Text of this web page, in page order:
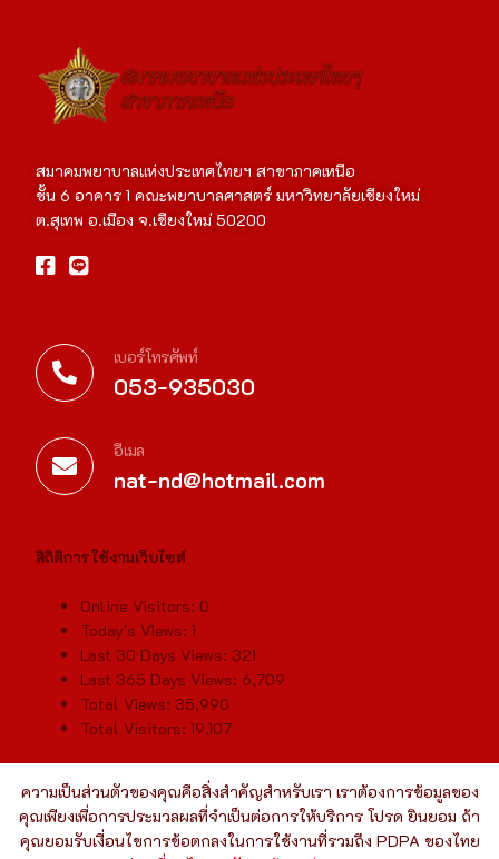
ความเป็นส่วนตัวของคุณคือสิ่งสำคัญสำหรับเรา เราต้องการข้อมูลของ
คุณเพียงเพื่อการประมวลผลที่จำเป็นต่อการให้บริการ โปรด ยินยอม ถ้า
คุณยอมรับเงื่อนไขการข้อตกลงในการใช้งานที่รวมถึง PDPA ของไทย
สมาคมพยาบาลแห่งประเทศไทยฯ สาขาภาคเหนือ
ชั้น 6 อาคาร 1 คณะพยาบาลศาสตร์ มหาวิทยาลัยเชียงใหม่
ต.สุเทพ อ.เมือง จ.เชียงใหม่ 50200
เบอร์โทรศัพท์
053-935030
อีเมล
nat-nd@hotmail.com
สิถิติการใช้งานเว็บไซต์
Online Visitors: 0
Today's Views:1
Last 30 Days Views: 321
Last 365 Days Views: 6,709
Total Views: 35,990
Total Visitors:19,107